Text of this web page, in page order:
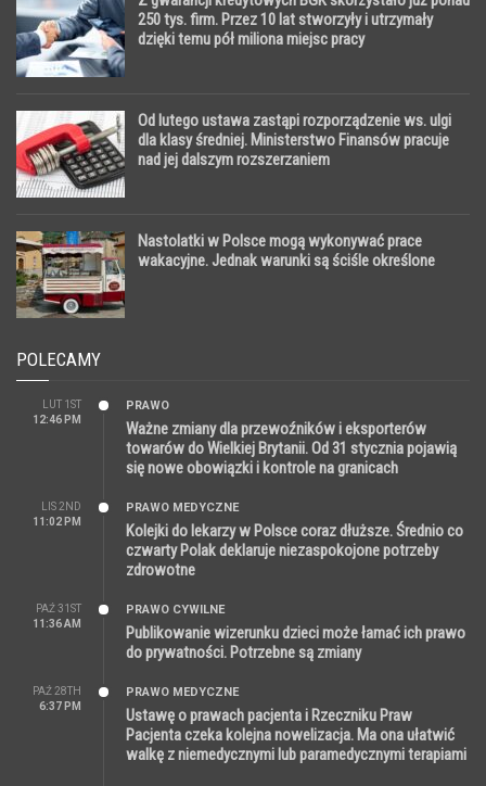
250 tys. firm. Przez 10 lat stworzyły i utrzymały
dzięki temu pół miliona miejsc pracy
Od lutego ustawa zastąpi rozporządzenie ws. ulgi
dla klasy średniej. Ministerstwo Finansów pracuje
nad jej dalszym rozszerzaniem
Nastolatki w Polsce mogą wykonywać prace
wakacyjne. Jednak warunki są ściśle określone
POLECAMY
LUT 1ST
12:46 PM
PRAWO
Ważne zmiany dla przewoźników i eksporterów
towarów do Wielkiej Brytanii. Od 31 stycznia pojawią
się nowe obowiązki i kontrole na granicach
LIS 2ND
11:02 PM
PRAWO MEDYCZNE
Kolejki do lekarzy w Polsce coraz dłuższe. Średnio co
czwarty Polak deklaruje niezaspokojone potrzeby
zdrowotne
PAŹ 31ST
11:36 AM
PRAWO CYWILNE
Publikowanie wizerunku dzieci może łamać ich prawo
do prywatności. Potrzebne są zmiany
PAŹ 28TH
6:37 PM
PRAWO MEDYCZNE
Ustawę o prawach pacjenta i Rzeczniku Praw
Pacjenta czeka kolejna nowelizacja. Ma ona ułatwić
walkę z niemedycznymi lub paramedycznymi terapiami